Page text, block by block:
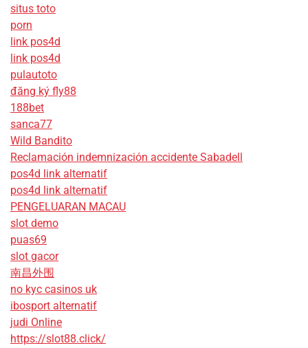
situs toto
porn
link pos4d
link pos4d
pulautoto
đăng ký fly88
188bet
sanca77
Wild Bandito
Reclamación indemnización accidente Sabadell
pos4d link alternatif
pos4d link alternatif
PENGELUARAN MACAU
slot demo
puas69
slot gacor
南昌外围
no kyc casinos uk
ibosport alternatif
judi Online
https://slot88.click/